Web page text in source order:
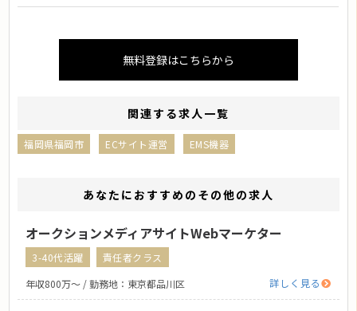
無料登録はこちらから
関連する求人一覧
福岡県福岡市 ECサイト運営 EMS機器
あなたにおすすめのその他の求人
オークションメディアサイトWebマーケター
3-40代活躍
責任者クラス
年収800万〜 / 勤務地：東京都品川区
詳しく見る